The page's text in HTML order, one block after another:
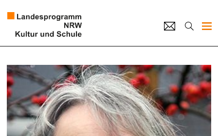
Künstlerpool
Schulen
Kultur und Schule